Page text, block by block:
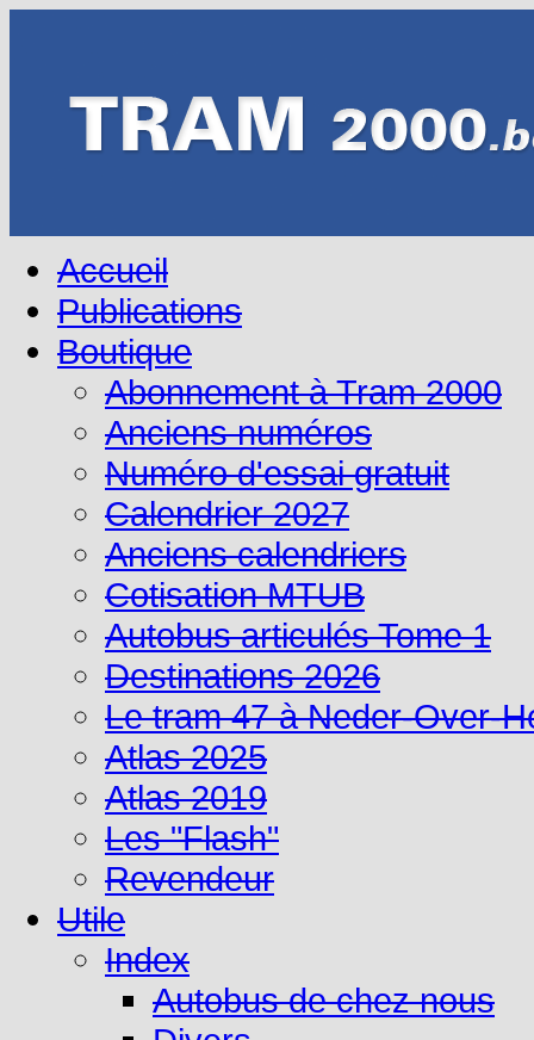
Accueil
Publications
Boutique
Abonnement à Tram 2000
Anciens numéros
Numéro d'essai gratuit
Calendrier 2027
Anciens calendriers
Cotisation MTUB
Autobus articulés Tome 1
Destinations 2026
Le tram 47 à Neder-Over-
Atlas 2025
Atlas 2019
Les "Flash"
Revendeur
Utile
Index
Autobus de chez nous